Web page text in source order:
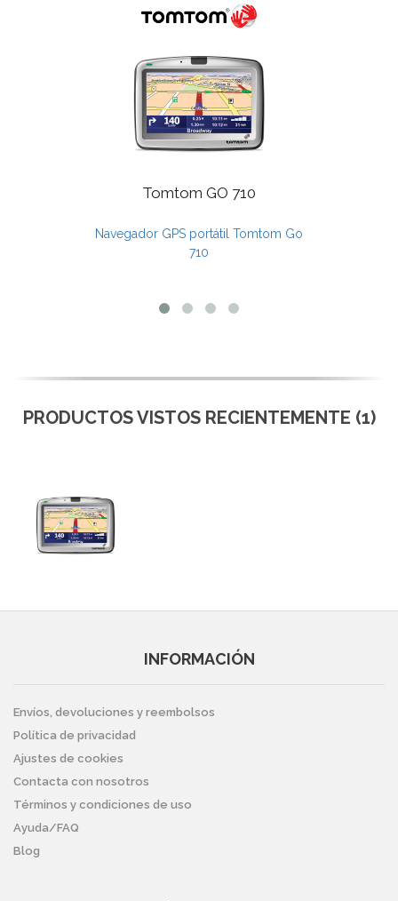
Tomtom GO 710
Navegador GPS portátil Tomtom Go
710
PRODUCTOS VISTOS RECIENTEMENTE (1)
INFORMACIÓN
Envíos, devoluciones y reembolsos
Política de privacidad
Ajustes de cookies
Contacta con nosotros
Términos y condiciones de uso
Ayuda/FAQ
Blog